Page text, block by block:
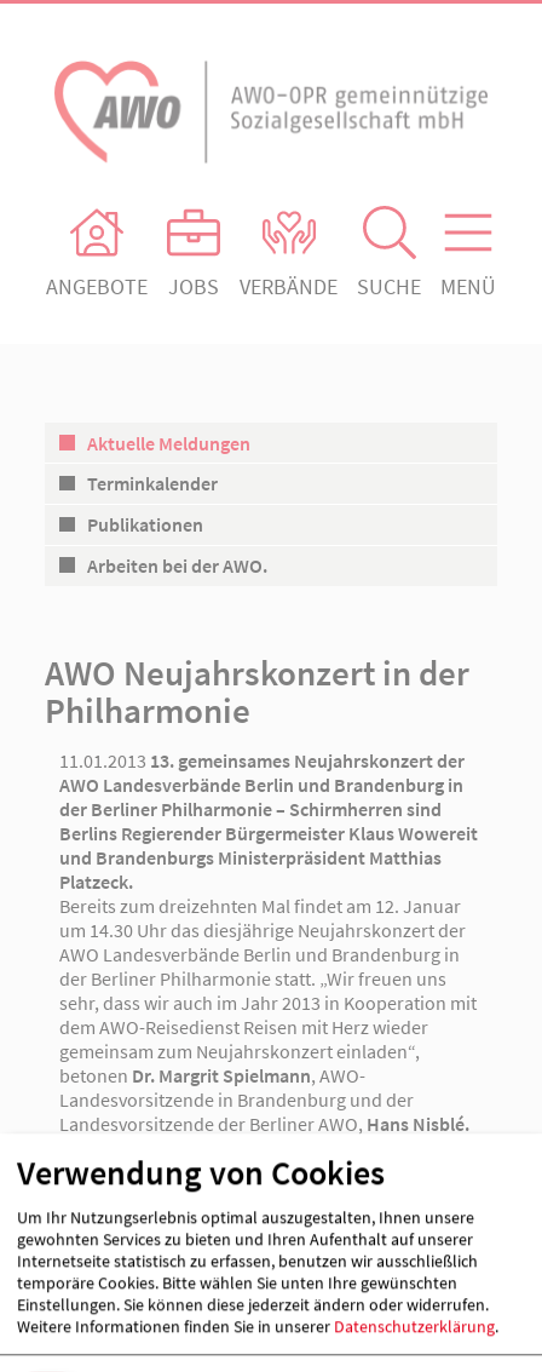
ANGEBOTE JOBS VERBÄNDE SUCHE MENÜ
AWO Ortsverein Rheinsberg
Aktuelle Meldungen
Terminkalender
Publikationen
Arbeiten bei der AWO.
AWO Neujahrskonzert in der
Philharmonie
11.01.2013 13. gemeinsames Neujahrskonzert der
AWO Landesverbände Berlin und Brandenburg in
der Berliner Philharmonie – Schirmherren sind
Berlins Regierender Bürgermeister Klaus Wowereit
und Brandenburgs Ministerpräsident Matthias
Platzeck.
Bereits zum dreizehnten Mal findet am 12. Januar
um 14.30 Uhr das diesjährige Neujahrskonzert der
AWO Landesverbände Berlin und Brandenburg in
der Berliner Philharmonie statt. „Wir freuen uns
sehr, dass wir auch im Jahr 2013 in Kooperation mit
dem AWO-Reisedienst Reisen mit Herz wieder
gemeinsam zum Neujahrskonzert einladen“,
betonen Dr. Margrit Spielmann, AWO-
Landesvorsitzende in Brandenburg und der
Landesvorsitzende der Berliner AWO, Hans Nisblé.
Neben den beiden AWO-Landesvorsitzenden
Dilek Kolat
Integration und Frauen, sowieProf. Wolfgang
Schroeder, Sozialstaatssekretär in Brandenburg,
zum Publikum sprechen. Die Schirmherrschaft für
das Neujahrskonzert haben – wie bereits in den
letzten Jahren – Berlins Regierender Bürgermeister
Klaus Wowereit und Brandenburgs
Verwendung von Cookies
Um Ihr Nutzungserlebnis optimal auszugestalten, Ihnen unsere
gewohnten Services zu bieten und Ihren Aufenthalt auf unserer
Internetseite statistisch zu erfassen, benutzen wir ausschließlich
temporäre Cookies. Bitte wählen Sie unten Ihre gewünschten
Einstellungen. Sie können diese jederzeit ändern oder widerrufen.
Weitere Informationen finden Sie in unserer Datenschutzerklärung.